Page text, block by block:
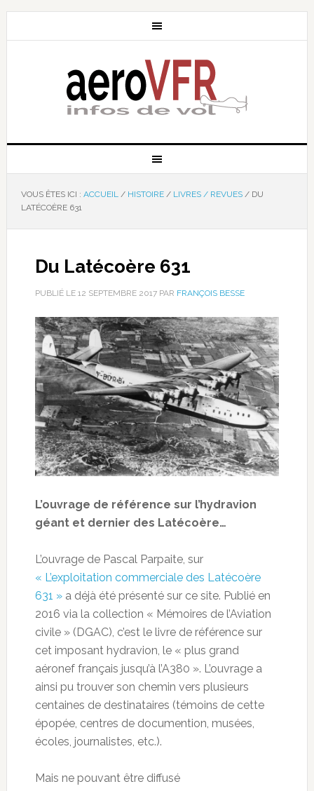
VOUS ÊTES ICI : ACCUEIL / HISTOIRE / LIVRES / REVUES /DU
LATÉCOÈRE 631
Du Latécoère 631
PUBLIÉ LE 12 SEPTEMBRE 2017PAR FRANÇOIS BESSE
L’ouvrage de référence sur l’hydravion
géant et dernier des Latécoère…
L’ouvrage de Pascal Parpaite, sur
« L’exploitation commerciale des Latécoère
631 »a déjà été présenté sur ce site. Publié en
2016 via la collection « Mémoires de l’Aviation
civile » (DGAC), c’est le livre de référence sur
cet imposant hydravion, le « plus grand
aéronef français jusqu’à l’A380 ». L’ouvrage a
ainsi pu trouver son chemin vers plusieurs
centaines de destinataires (témoins de cette
épopée, centres de documention, musées,
écoles, journalistes, etc.).
Mais ne pouvant être diffusé